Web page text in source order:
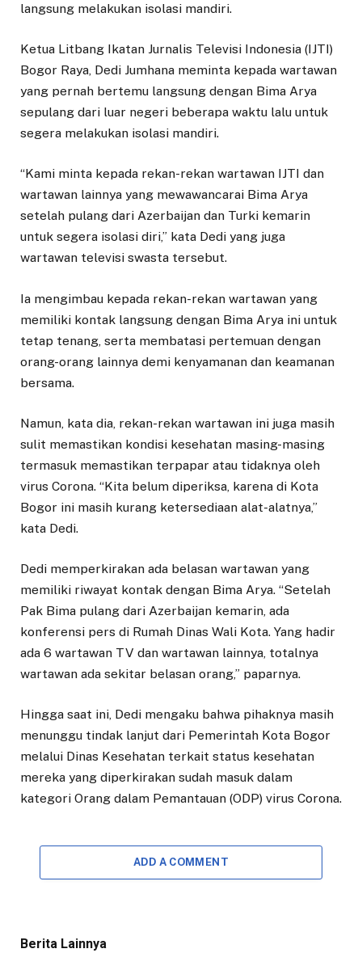
langsung melakukan isolasi mandiri.
Ketua Litbang Ikatan Jurnalis Televisi Indonesia (IJTI)
Bogor Raya, Dedi Jumhana meminta kepada wartawan
yang pernah bertemu langsung dengan Bima Arya
sepulang dari luar negeri beberapa waktu lalu untuk
segera melakukan isolasi mandiri.
“Kami minta kepada rekan-rekan wartawan IJTI dan
wartawan lainnya yang mewawancarai Bima Arya
setelah pulang dari Azerbaijan dan Turki kemarin
untuk segera isolasi diri,” kata Dedi yang juga
wartawan televisi swasta tersebut.
Ia mengimbau kepada rekan-rekan wartawan yang
memiliki kontak langsung dengan Bima Arya ini untuk
tetap tenang, serta membatasi pertemuan dengan
orang-orang lainnya demi kenyamanan dan keamanan
bersama.
Namun, kata dia, rekan-rekan wartawan ini juga masih
sulit memastikan kondisi kesehatan masing-masing
termasuk memastikan terpapar atau tidaknya oleh
virus Corona. “Kita belum diperiksa, karena di Kota
Bogor ini masih kurang ketersediaan alat-alatnya,”
kata Dedi.
Dedi memperkirakan ada belasan wartawan yang
memiliki riwayat kontak dengan Bima Arya. “Setelah
Pak Bima pulang dari Azerbaijan kemarin, ada
konferensi pers di Rumah Dinas Wali Kota. Yang hadir
ada 6 wartawan TV dan wartawan lainnya, totalnya
wartawan ada sekitar belasan orang,” paparnya.
Hingga saat ini, Dedi mengaku bahwa pihaknya masih
menunggu tindak lanjut dari Pemerintah Kota Bogor
melalui Dinas Kesehatan terkait status kesehatan
mereka yang diperkirakan sudah masuk dalam
kategori Orang dalam Pemantauan (ODP) virus Corona.
ADD A COMMENT
Berita Lainnya